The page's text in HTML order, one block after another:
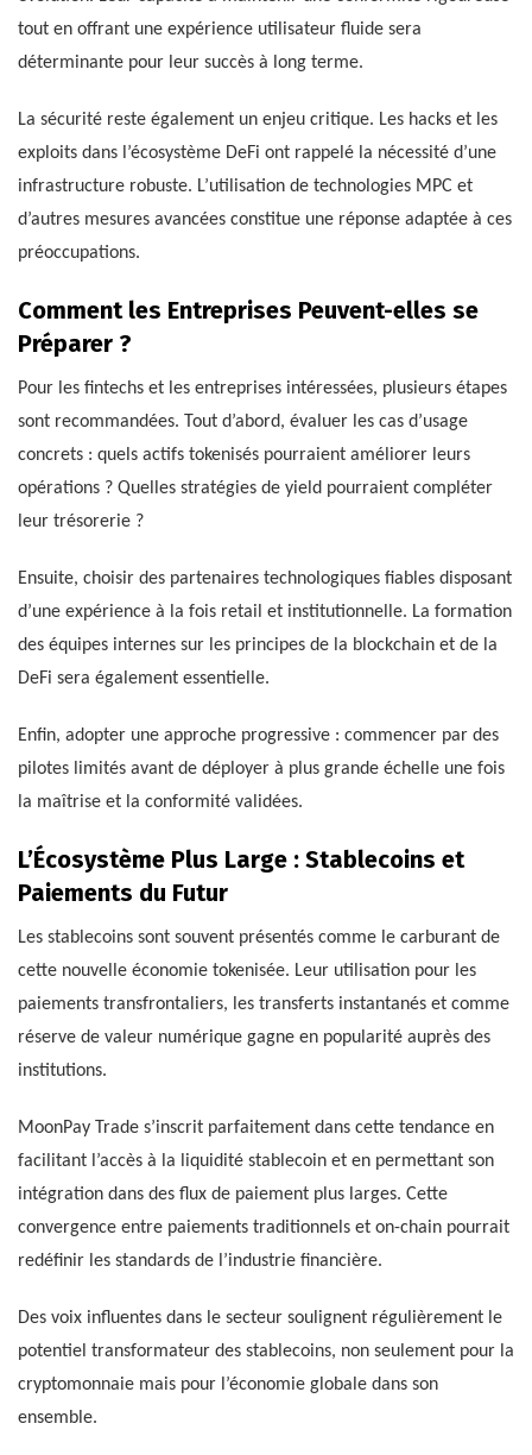
tout en offrant une expérience utilisateur fluide sera
déterminante pour leur succès à long terme.
La sécurité reste également un enjeu critique. Les hacks et les
exploits dans l’écosystème DeFi ont rappelé la nécessité d’une
infrastructure robuste. L’utilisation de technologies MPC et
d’autres mesures avancées constitue une réponse adaptée à ces
préoccupations.
Comment les Entreprises Peuvent-elles se
Préparer ?
Pour les fintechs et les entreprises intéressées, plusieurs étapes
sont recommandées. Tout d’abord, évaluer les cas d’usage
concrets : quels actifs tokenisés pourraient améliorer leurs
opérations ? Quelles stratégies de yield pourraient compléter
leur trésorerie ?
Ensuite, choisir des partenaires technologiques fiables disposant
d’une expérience à la fois retail et institutionnelle. La formation
des équipes internes sur les principes de la blockchain et de la
DeFi sera également essentielle.
Enfin, adopter une approche progressive : commencer par des
pilotes limités avant de déployer à plus grande échelle une fois
la maîtrise et la conformité validées.
L’Écosystème Plus Large : Stablecoins et
Paiements du Futur
Les stablecoins sont souvent présentés comme le carburant de
cette nouvelle économie tokenisée. Leur utilisation pour les
paiements transfrontaliers, les transferts instantanés et comme
réserve de valeur numérique gagne en popularité auprès des
institutions.
MoonPay Trade s’inscrit parfaitement dans cette tendance en
facilitant l’accès à la liquidité stablecoin et en permettant son
intégration dans des flux de paiement plus larges. Cette
convergence entre paiements traditionnels et on-chain pourrait
redéfinir les standards de l’industrie financière.
Des voix influentes dans le secteur soulignent régulièrement le
potentiel transformateur des stablecoins, non seulement pour la
cryptomonnaie mais pour l’économie globale dans son
ensemble.